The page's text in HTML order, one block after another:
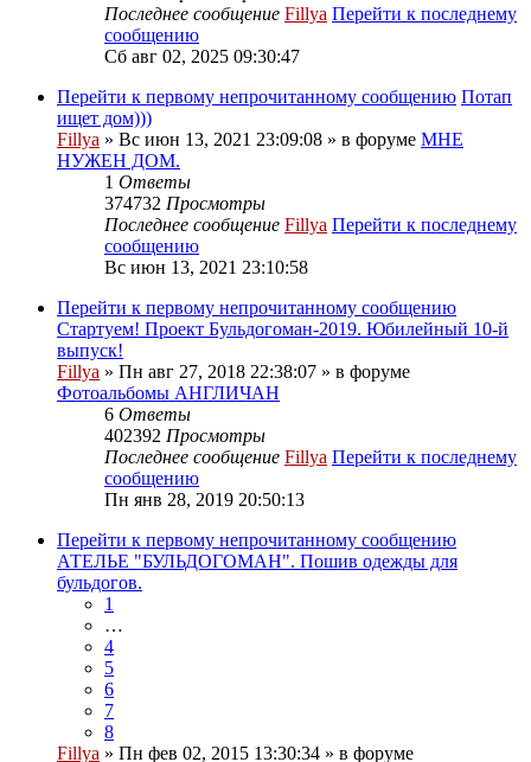
Последнее сообщение Fillya Перейти к последнему
сообщению
Сб авг 02, 2025 09:30:47
Перейти к первому непрочитанному сообщению Потап
ищет дом)))
Fillya » Вс июн 13, 2021 23:09:08 » в форуме МНЕ
НУЖЕН ДОМ.
1 Ответы
374732 Просмотры
Последнее сообщение Fillya Перейти к последнему
сообщению
Вс июн 13, 2021 23:10:58
Перейти к первому непрочитанному сообщению
Стартуем! Проект Бульдогоман-2019. Юбилейный 10-й
выпуск!
Fillya » Пн авг 27, 2018 22:38:07 » в форуме
Фотоальбомы АНГЛИЧАН
6 Ответы
402392 Просмотры
Последнее сообщение Fillya Перейти к последнему
сообщению
Пн янв 28, 2019 20:50:13
Перейти к первому непрочитанному сообщению
АТЕЛЬЕ "БУЛЬДОГОМАН". Пошив одежды для
бульдогов.
1
…
4
5
6
7
8
Fillya » Пн фев 02, 2015 13:30:34 » в форуме